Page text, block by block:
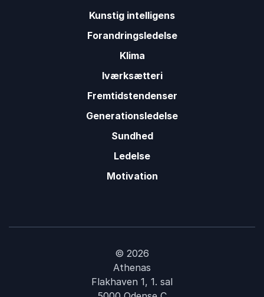
Kunstig intelligens
Forandringsledelse
Klima
Iværksætteri
Fremtidstendenser
Generationsledelse
Sundhed
Ledelse
Motivation
© 2026
Athenas
Flakhaven 1, 1. sal